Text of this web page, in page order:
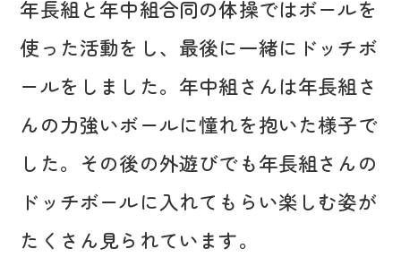
年長組と年中組合同の体操ではボールを
使った活動をし、最後に一緒にドッチボ
ールをしました。年中組さんは年長組さ
んの力強いボールに憧れを抱いた様子で
した。その後の外遊びでも年長組さんの
ドッチボールに入れてもらい楽しむ姿が
たくさん見られています。